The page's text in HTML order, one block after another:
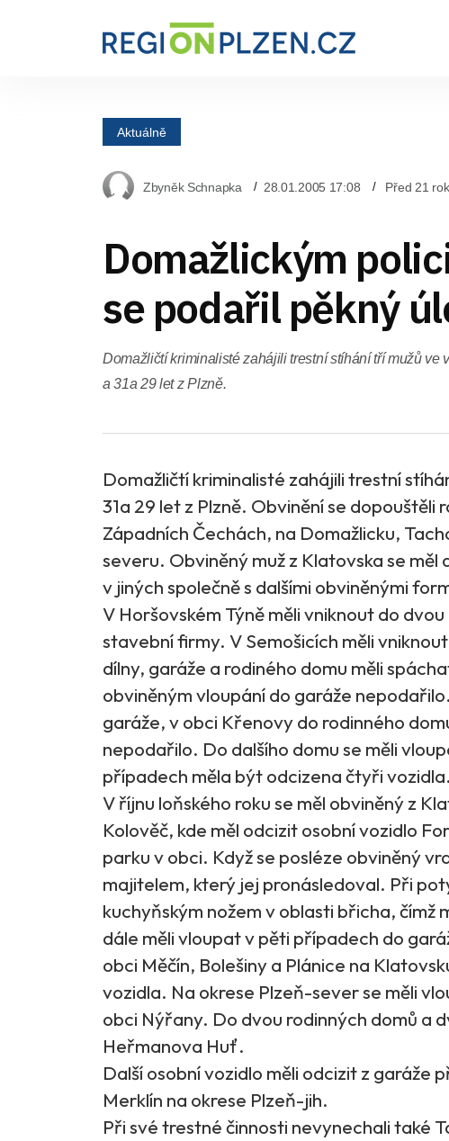
Aktuálně
Zbyněk Schnapka 28.01.2005 17:08 Před 21
Domažlickým
se podařil pěkný
Domažličtí kriminalisté zahájili trestní stíhání tří mužů ve
a 31a 29 let z Plzně.
Domažličtí kriminalisté zahájili trestní
31a 29 let z Plzně. Obvinění se
Západních Čechách, na Domažlicku,
severu. Obviněný muž z Klatovska se
v jiných společně s dalšími obviněnými
V Horšovském Týně měli vniknout do
stavební firmy. V Semošicích měli
dílny, garáže a rodiného domu měli
obviněným vloupání do garáže
garáže, v obci Křenovy do rodinného
nepodařilo. Do dalšího domu se měli
případech měla být odcizena čtyři vozidla.
V říjnu loňského roku se měl obviněný z
Kolověč, kde měl odcizit osobní vozidlo
parku v obci. Když se posléze obviněný
majitelem, který jej pronásledoval. Při
kuchyňským nožem v oblasti břicha, čímž
dále měli vloupat v pěti případech do
obci Měčín, Bolešiny a Plánice na
vozidla. Na okrese Plzeň-sever se měli
obci Nýřany. Do dvou rodinných domů a
Heřmanova Huť.
Další osobní vozidlo měli odcizit z garáže
Merklín na okrese Plzeň-jih.
Při své trestné činnosti nevynechali také